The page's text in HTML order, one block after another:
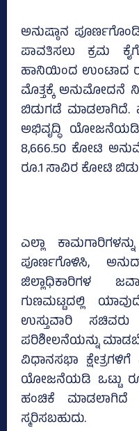
ಅನುಷ್ಠಾನ
ಪಾವತಿಸಲು ಕ್ರಮ
ಹಾನಿಯಿಂದ ಉಂಟಾದ
ಮೊತ್ತಕ್ಕೆ ಅನುಮೋದನೆ
ಬಿಡುಗಡೆ
ಅಭಿವೃದ್ಧಿ ಯೋಜನೆಯಡಿ
8,666.50 ಕೋಟಿ
ರೂ.1 ಸಾವಿರ ಕೋಟಿ
ಎಲ್ಲಾ
ಪೂರ್ಣಗೊಳಿಸಿ,
ಜಿಲ್ಲಾಧಿಕಾರಿಗಳ
ಗುಣಮಟ್ಟದಲ್ಲಿ
ಉಸ್ತುವಾರಿ
ಪರಿಶೀಲನೆಯನ್ನು
ವಿಧಾನಸಭಾ
ಯೋಜನೆಯಡಿ ಒಟ್ಟು
ಹಂಚಿಕೆ ಮಾಡಲಾಗಿದೆ
ಸ್ಮರಿಸಬಹುದು.